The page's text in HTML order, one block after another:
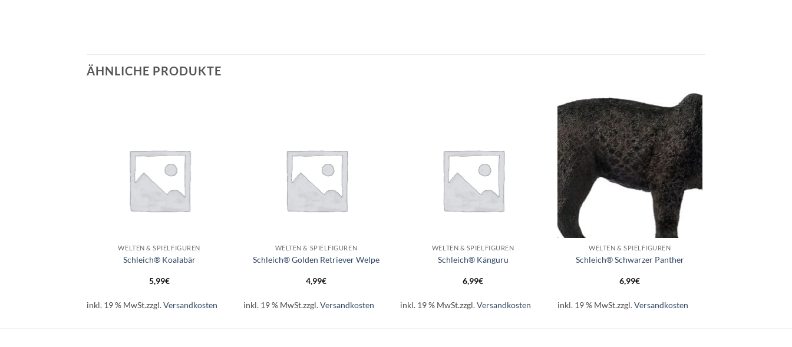
ÄHNLICHE PRODUKTE
WELTEN & SPIELFIGUREN
Schleich® Koalabär
5,99€
inkl. 19 % MwSt.zzgl.Versandkosten
WELTEN & SPIELFIGUREN
Schleich® Golden Retriever Welpe
4,99€
inkl. 19 % MwSt.zzgl.Versandkosten
WELTEN & SPIELFIGUREN
Schleich® Känguru
6,99€
inkl. 19 % MwSt.zzgl.Versandkosten
Auf die
Wunschliste
WELTEN & SPIELFIGUREN
Schleich® Schwarzer Panther
6,99€
inkl. 19 % MwSt.zzgl.Versandkosten